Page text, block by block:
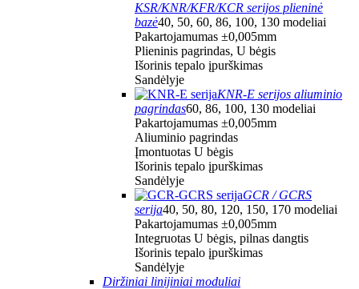
KSR/KNR/KFR/KCR serijos plieninė
bazė40, 50, 60, 86, 100, 130 modeliai
Pakartojamumas ±0,005mm
Plieninis pagrindas, U bėgis
Išorinis tepalo įpurškimas
Sandėlyje
KNR-E serijos aliuminio
pagrindas60, 86, 100, 130 modeliai
Pakartojamumas ±0,005mm
Aliuminio pagrindas
Įmontuotas U bėgis
Išorinis tepalo įpurškimas
Sandėlyje
GCR / GCRS
serija40, 50, 80, 120, 150, 170 modeliai
Pakartojamumas ±0,005mm
Integruotas U bėgis, pilnas dangtis
Išorinis tepalo įpurškimas
Sandėlyje
Diržiniai linijiniai moduliai